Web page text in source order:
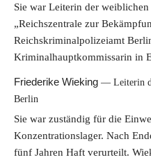
Sie war Leiterin der
„Reichszentrale zur
Reichskriminalpolizeiamt
Kriminalhauptkommissarin in
Friederike Wieking
Leiterin
Berlin
Sie war zuständig für die
Konzentrationslager. Nach
fünf Jahren Haft verurteilt.